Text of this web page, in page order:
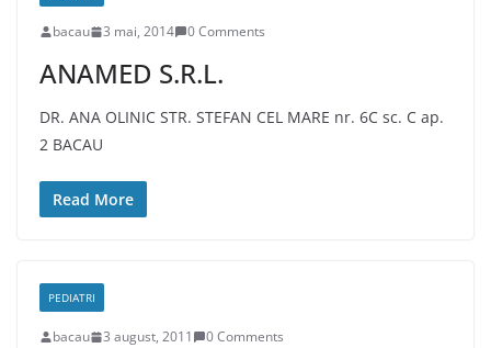
bacau 3 mai, 2014 0 Comments
ANAMED S.R.L.
DR. ANA OLINIC STR. STEFAN CEL MARE nr. 6C sc. C ap.
2 BACAU
Read More
PEDIATRI
bacau 3 august, 2011 0 Comments